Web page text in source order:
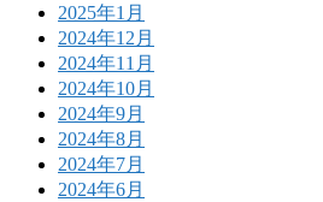
2025年1月
2024年12月
2024年11月
2024年10月
2024年9月
2024年8月
2024年7月
2024年6月